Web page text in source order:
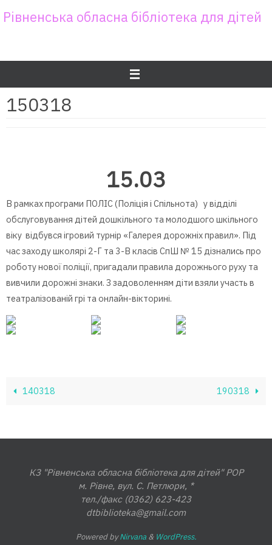
toРівненська обласна бібліотека для дітей
150318
15.03
В рамках програми ПОЛІС (Поліція і Спільнота) у відділі
обслуговування дітей дошкільного та молодшого шкільного
віку відбувся ігровий турнір «Галерея дорожніх правил». Під
час заходу школярі 2-Г та 3-В класів СпШ № 15 дізнались про
роботу нової поліції, пригадали правила дорожнього руху та
вивчили дорожні знаки. З задоволенням діти взяли участь в
театралізованій грі та онлайн-вікторині.
140318 190318
КЗ "Рівненська обласна бібліотека для дітей" РОР
м. Рівне, вул. С. Петлюри, *
тел./факс (0362) 623-423
dtbiblioteka@gmail.com
Powered byNirvana& WordPress.